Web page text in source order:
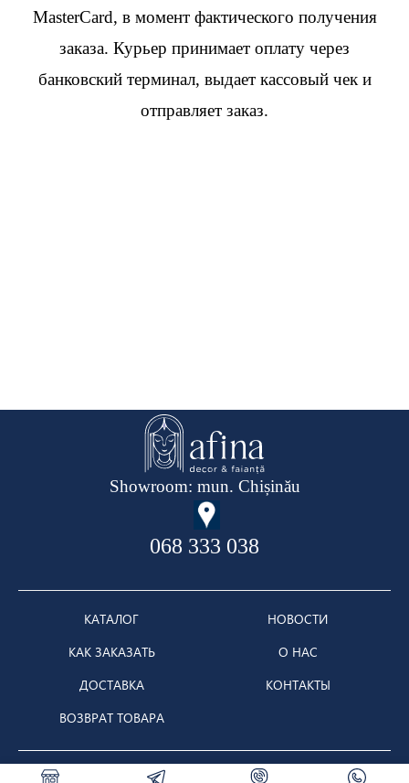
MasterCard, в момент фактического получения
заказа. Курьер принимает оплату через
банковский терминал, выдает кассовый чек и
отправляет заказ.
Showroom: mun. Chișinău
068 333 038
КАТАЛОГ
КАК ЗАКАЗАТЬ
ДОСТАВКА
ВОЗВРАТ ТОВАРА
НОВОСТИ
О НАС
КОНТАКТЫ